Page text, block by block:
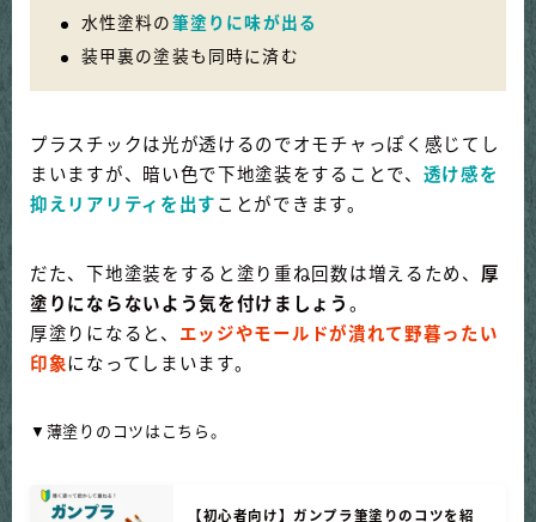
水性塗料の 筆塗りに味が出る
装甲裏の塗装も同時に済む
プラスチックは光が透けるのでオモチャっぽく感じてし
まいますが、暗い色で下地塗装をすることで、 透け感を
抑えリアリティを出す ことができます。
だた、下地塗装をすると塗り重ね回数は増えるため、 厚
塗りにならないよう気を付けましょう 。
厚塗りになると、 エッジやモールドが潰れて野暮ったい
印象になってしまいます。
▼薄塗りのコツはこちら。
【初心者向け】ガンプラ筆塗りのコツを紹